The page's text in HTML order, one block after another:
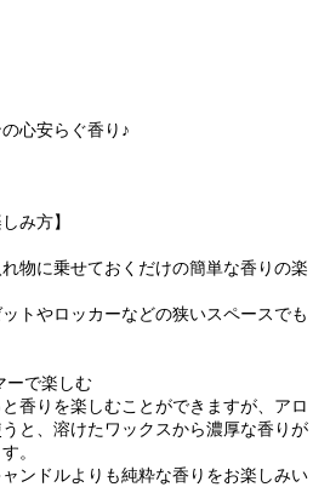
心安らぐ香り♪
み方】
物に乗せておくだけの簡単な香りの楽
トやロッカーなどの狭いスペースでも
ーで楽しむ
香りを楽しむことができますが、アロ
と、溶けたワックスから濃厚な香りが
。
ンドルよりも純粋な香りをお楽しみい